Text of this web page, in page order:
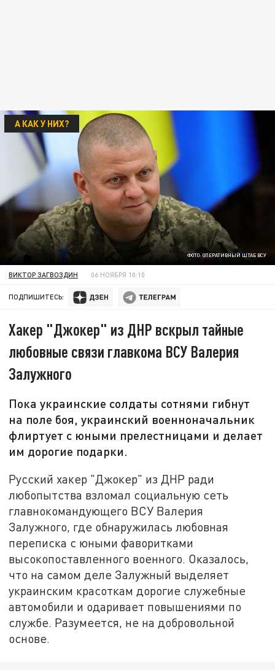
ФОТО: ОПЕРАТИВНЫЙ ШТАБ ВСУ
А КАК У НИХ?
ВИКТОР ЗАГВОЗДИН 06 НОЯБРЯ 10:10
ПОДПИШИТЕСЬ:
Хакер "Джокер" из ДНР вскрыл тайные
любовные связи главкома ВСУ Валерия
Залужного
Пока украинские солдаты сотнями гибнут
на поле боя, украинский военноначальник
флиртует с юными прелестницами и делает
им дорогие подарки.
Русский хакер "Джокер" из ДНР ради
любопытства взломал социальную сеть
главнокомандующего ВСУ Валерия
Залужного, где обнаружилась любовная
переписка с юными фаворитками
высокопоставленного военного. Оказалось,
что на самом деле Залужный выделяет
украинским красоткам дорогие служебные
автомобили и одаривает повышениями по
службе. Разумеется, не на добровольной
основе.